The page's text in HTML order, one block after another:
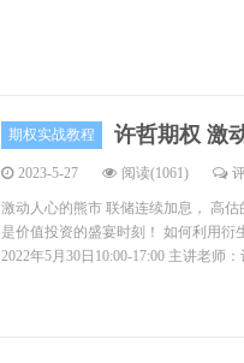
期权实战教程 许哲期权 激
2023-5-27 阅读(1061)
激动人心的熊市 联储连续加息， 高
是价值投资的盛宴时刻！ 如何利用衍
2022年5月30日10:00-17:00 主讲老师